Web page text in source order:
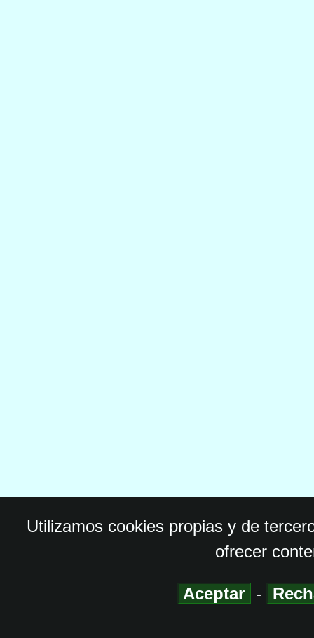
Utilizamos cookies propias y de
ofrecer
Aceptar -